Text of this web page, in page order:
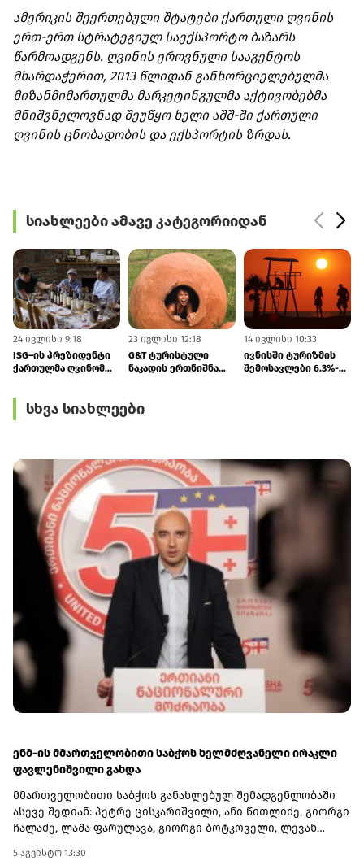
ამერიკის შეერთებული შტატები ქართული ღვინის
ერთ-ერთ სტრატეგიულ საექსპორტო ბაზარს
წარმოადგენს. ღვინის ეროვნული სააგენტოს
მხარდაჭერით, 2013 წლიდან განხორციელებულმა
მიზანმიმართულმა მარკეტინგულმა აქტივობებმა
მნიშვნელოვნად შეუწყო ხელი აშშ-ში ქართული
ღვინის ცნობადობის და ექსპორტის ზრდას.
სიახლეები ამავე კატეგორიიდან
24 ივლისი 9:18
ISG–ის პრეზიდენტი
ქართულმა ღვინომ
23 ივლისი 12:18
G&T ტურისტული
ნაკადის ერთნიშნა
14 ივლისი 10:33
ივნისში ტურიზმის
შემოსავლები 6.3%-
სხვა სიახლეები
ენმ-ის მმართველობითი საბჭოს ხელმძღვანელი ირაკლი
ფავლენიშვილი გახდა
მმართველობითი საბჭოს განახლებულ შემადგენლობაში
ასევე შედიან: პეტრე ცისკარიშვილი, ანი წითლიძე, გიორგი
ჩალაძე, ლაშა ფარულავა, გიორგი ბოტკოველი, ლევან
შეეხება პარტიის ყოფილ თავმჯდომარეს, თინა ბოკუჩავას,
5 აგვისტო 13:30